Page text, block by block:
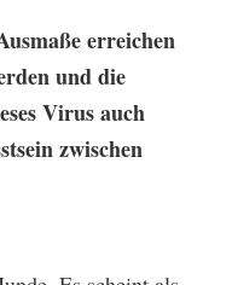
erreichen
und die
Virus auch
zwischen